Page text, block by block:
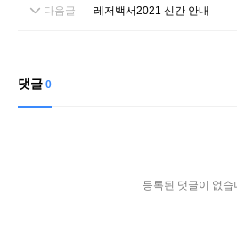
다음글 레저백서2021 신간 안내
댓글 0
등록된 댓글이 없습